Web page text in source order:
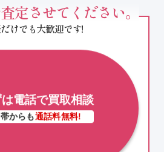
定させてください。
けでも大歓迎です!
は電話で買取相談
からも通話料無料!